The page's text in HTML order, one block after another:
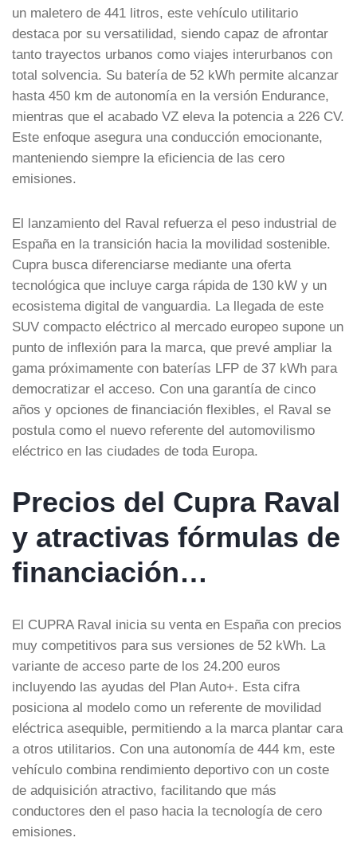
un maletero de 441 litros, este vehículo utilitario
destaca por su versatilidad, siendo capaz de afrontar
tanto trayectos urbanos como viajes interurbanos con
total solvencia. Su batería de 52 kWh permite alcanzar
hasta 450 km de autonomía en la versión Endurance,
mientras que el acabado VZ eleva la potencia a 226 CV.
Este enfoque asegura una conducción emocionante,
manteniendo siempre la eficiencia de las cero
emisiones.
El lanzamiento del Raval refuerza el peso industrial de
España en la transición hacia la movilidad sostenible.
Cupra busca diferenciarse mediante una oferta
tecnológica que incluye carga rápida de 130 kW y un
ecosistema digital de vanguardia. La llegada de este
SUV compacto eléctrico al mercado europeo supone un
punto de inflexión para la marca, que prevé ampliar la
gama próximamente con baterías LFP de 37 kWh para
democratizar el acceso. Con una garantía de cinco
años y opciones de financiación flexibles, el Raval se
postula como el nuevo referente del automovilismo
eléctrico en las ciudades de toda Europa.
Precios del Cupra Raval
y atractivas fórmulas de
financiación…
El CUPRA Raval inicia su venta en España con precios
muy competitivos para sus versiones de 52 kWh. La
variante de acceso parte de los 24.200 euros
incluyendo las ayudas del Plan Auto+. Esta cifra
posiciona al modelo como un referente de movilidad
eléctrica asequible, permitiendo a la marca plantar cara
a otros utilitarios. Con una autonomía de 444 km, este
vehículo combina rendimiento deportivo con un coste
de adquisición atractivo, facilitando que más
conductores den el paso hacia la tecnología de cero
emisiones.